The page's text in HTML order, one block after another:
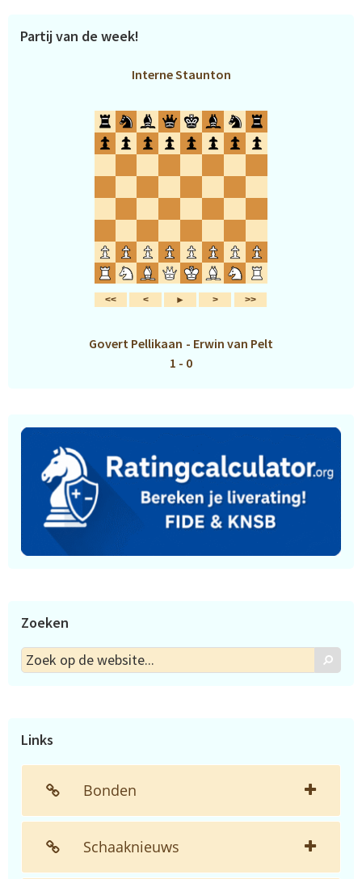
Partij van de week!
Interne Staunton
Govert Pellikaan - Erwin van Pelt
1 - 0
Zoeken
Zoek
op
Zoek
Links
Bonden
Schaaknieuws